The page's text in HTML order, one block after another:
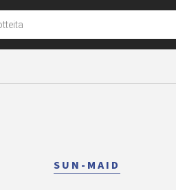
SUN-MAID